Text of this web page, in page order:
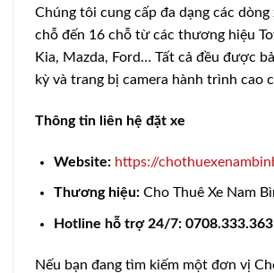
Chúng tôi cung cấp đa dạng các
chỗ đến 16 chỗ từ các thương hiệu
Kia, Mazda, Ford… Tất cả đều được
kỳ và trang bị camera hành trình cao
Thông tin liên hệ đặt xe
Website: https://
Thương hiệu:Cho Thuê Xe Nam
Hotline hỗ trợ 24/7: 0708.333.363
Nếu bạn đang tìm kiếm một đơn vị